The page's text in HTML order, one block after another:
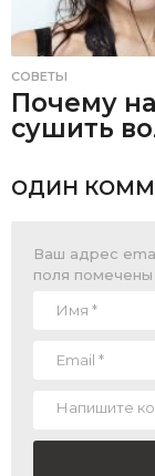
СОВЕТЫ
Почему
сушить
ОДИН
Ваш адрес
поля помечены